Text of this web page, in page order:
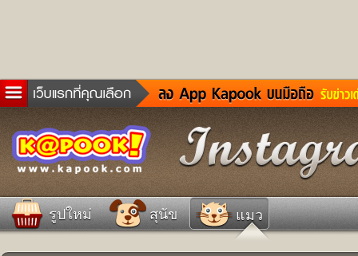
ข่าวด่วน
ละคร
เกม
ดูดวง
ผู้ชาย
รูปใหม่ สุนัข แมว